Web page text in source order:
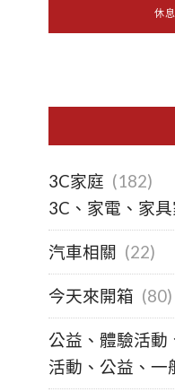
休
3C家庭 (182)
3C、家電、家
汽車相關 (22)
今天來開箱 (80)
公益、體驗活動
活動、公益、一